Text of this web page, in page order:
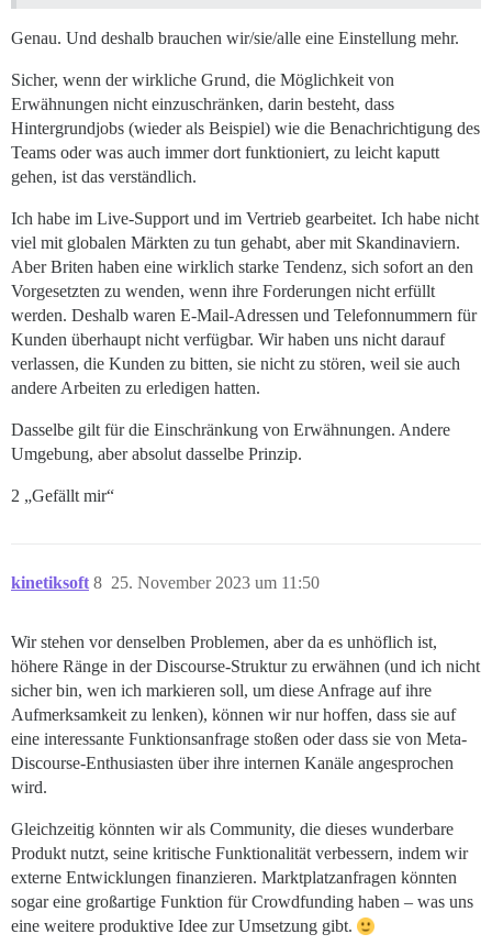
Genau. Und deshalb brauchen wir/sie/alle eine Einstellung mehr.
Sicher, wenn der wirkliche Grund, die Möglichkeit von
Erwähnungen nicht einzuschränken, darin besteht, dass
Hintergrundjobs (wieder als Beispiel) wie die Benachrichtigung des
Teams oder was auch immer dort funktioniert, zu leicht kaputt
gehen, ist das verständlich.
Ich habe im Live-Support und im Vertrieb gearbeitet. Ich habe nicht
viel mit globalen Märkten zu tun gehabt, aber mit Skandinaviern.
Aber Briten haben eine wirklich starke Tendenz, sich sofort an den
Vorgesetzten zu wenden, wenn ihre Forderungen nicht erfüllt
werden. Deshalb waren E-Mail-Adressen und Telefonnummern für
Kunden überhaupt nicht verfügbar. Wir haben uns nicht darauf
verlassen, die Kunden zu bitten, sie nicht zu stören, weil sie auch
andere Arbeiten zu erledigen hatten.
Dasselbe gilt für die Einschränkung von Erwähnungen. Andere
Umgebung, aber absolut dasselbe Prinzip.
2 „Gefällt mir“
kinetiksoft 25. November 2023 um 11:50
8
Wir stehen vor denselben Problemen, aber da es unhöflich ist,
höhere Ränge in der Discourse-Struktur zu erwähnen (und ich nicht
sicher bin, wen ich markieren soll, um diese Anfrage auf ihre
Aufmerksamkeit zu lenken), können wir nur hoffen, dass sie auf
eine interessante Funktionsanfrage stoßen oder dass sie von Meta-
Discourse-Enthusiasten über ihre internen Kanäle angesprochen
wird.
Gleichzeitig könnten wir als Community, die dieses wunderbare
Produkt nutzt, seine kritische Funktionalität verbessern, indem wir
externe Entwicklungen finanzieren. Marktplatzanfragen könnten
sogar eine großartige Funktion für Crowdfunding haben – was uns
eine weitere produktive Idee zur Umsetzung gibt.